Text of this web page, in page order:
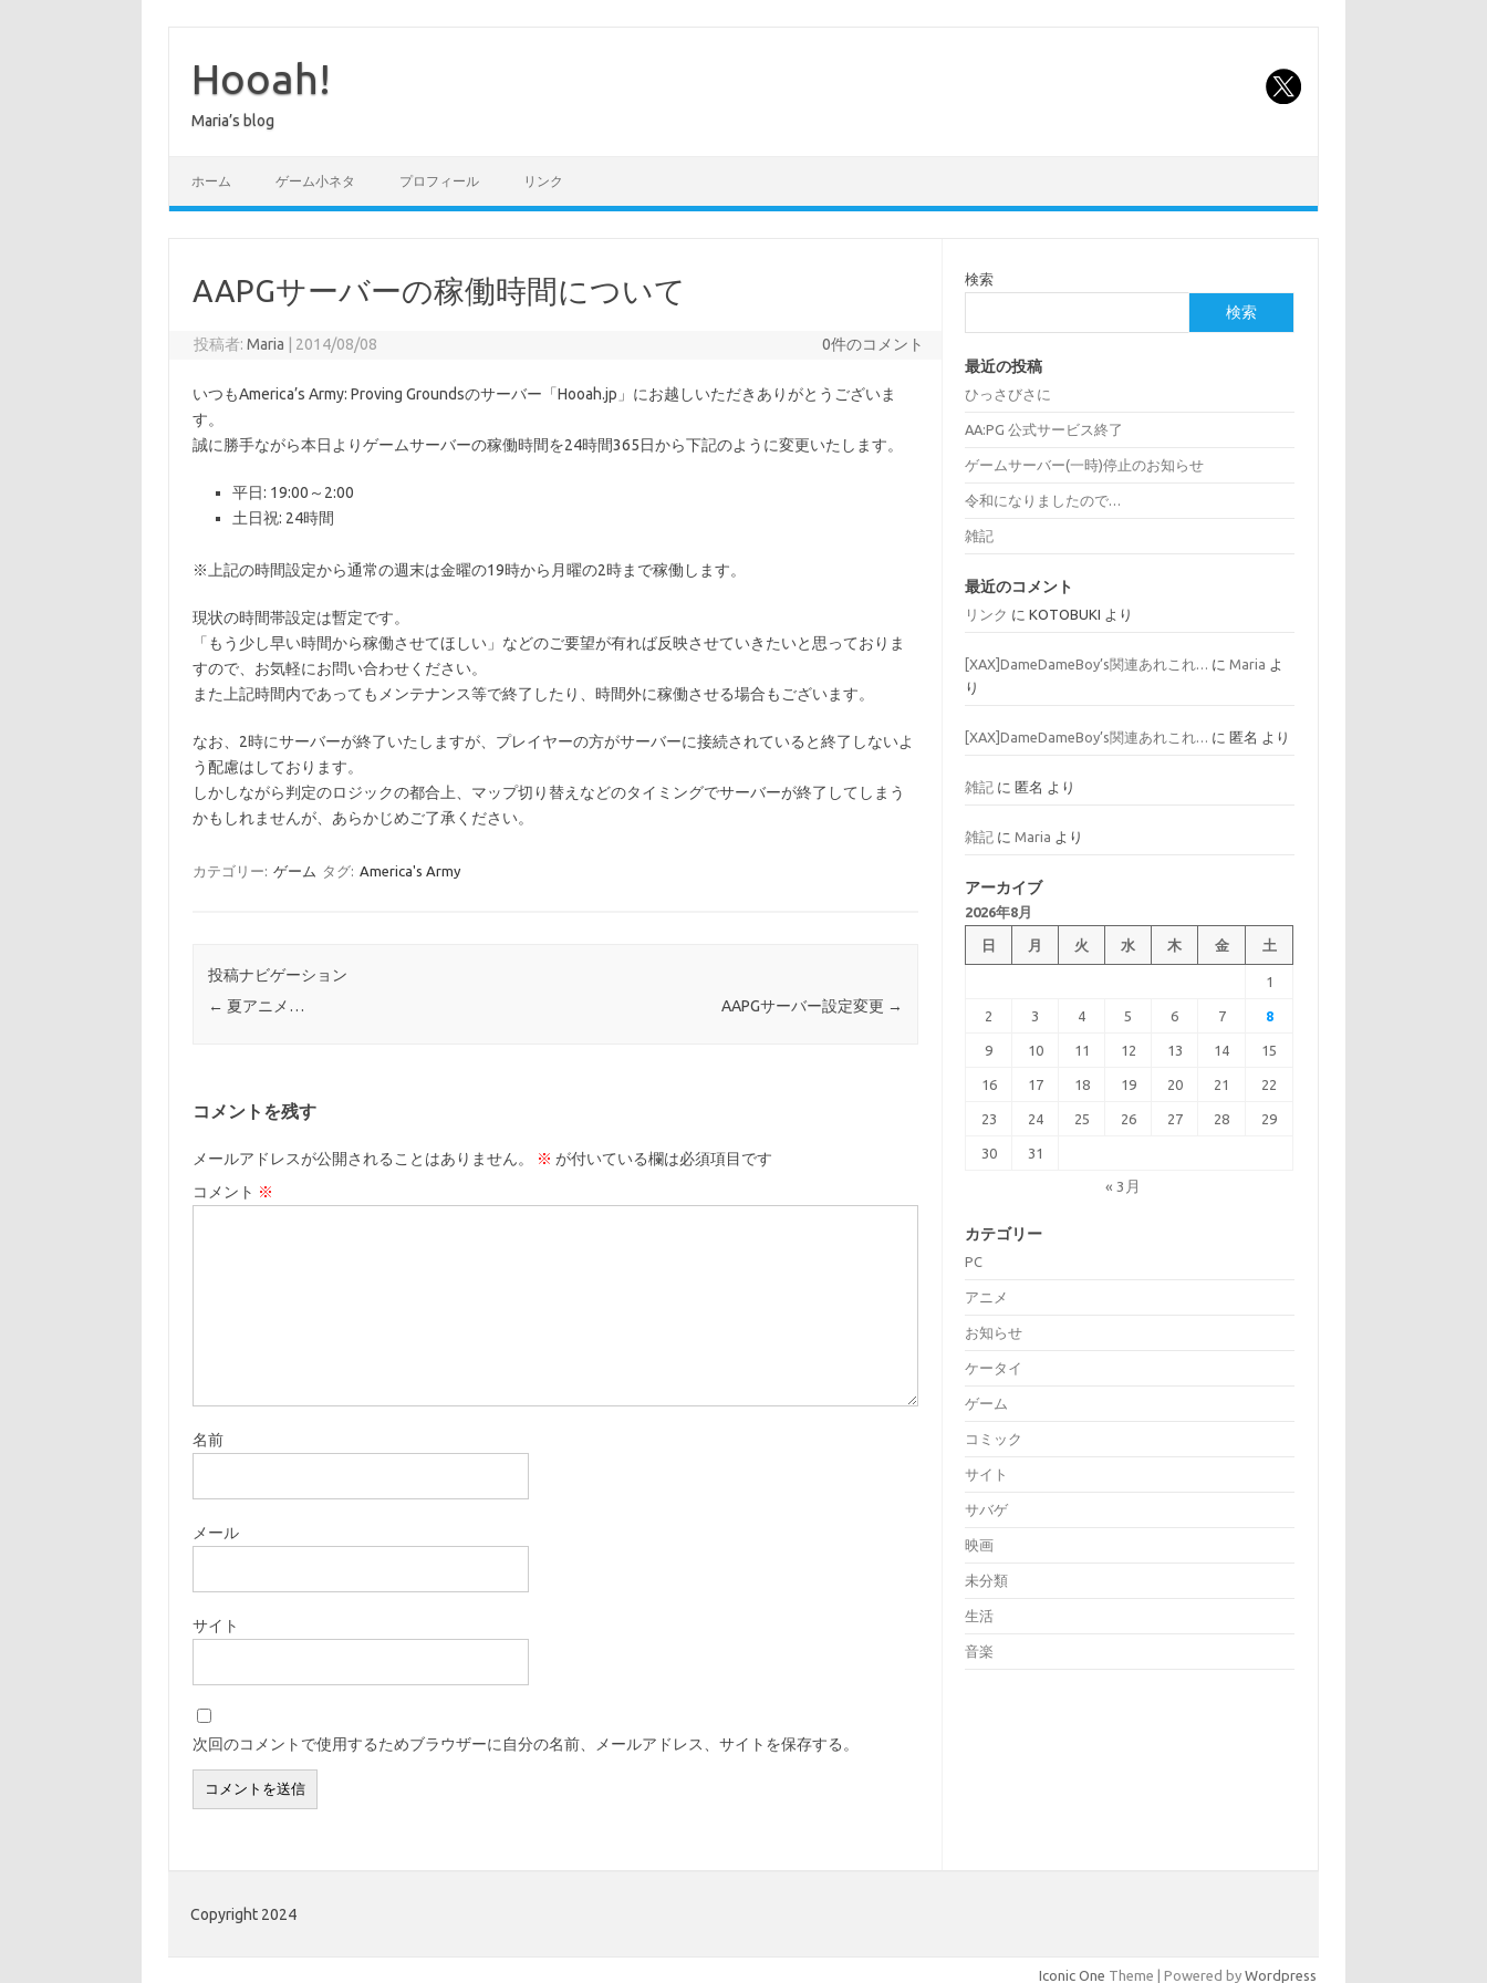
Hooah!
Maria’s blog
ホーム ゲーム小ネタ プロフィール リンク
AAPGサーバーの稼働時間について
投稿者:Maria 2014/08/08 0件のコメント
いつもAmerica’s Army: Proving Groundsのサーバー「Hooah.jp」にお越しいただきありがとうございま
す。
誠に勝手ながら本日よりゲームサーバーの稼働時間を24時間365日から下記のように変更いたします。
平日: 19:00～2:00
土日祝: 24時間
※上記の時間設定から通常の週末は金曜の19時から月曜の2時まで稼働します。
現状の時間帯設定は暫定です。
「もう少し早い時間から稼働させてほしい」などのご要望が有れば反映させていきたいと思っておりま
すので、お気軽にお問い合わせください。
また上記時間内であってもメンテナンス等で終了したり、時間外に稼働させる場合もございます。
なお、2時にサーバーが終了いたしますが、プレイヤーの方がサーバーに接続されていると終了しないよ
う配慮はしております。
しかしながら判定のロジックの都合上、マップ切り替えなどのタイミングでサーバーが終了してしまう
かもしれませんが、あらかじめご了承ください。
カテゴリー: ゲーム タグ: America's Army
投稿ナビゲーション
← 夏アニメ… AAPGサーバー設定変更 →
コメントを残す
メールアドレスが公開されることはありません。 ※ が付いている欄は必須項目です
コメント ※
名前
メール
サイト
次回のコメントで使用するためブラウザーに自分の名前、メールアドレス、サイトを保存する。
検索
検索
最近の投稿
ひっさびさに
AA:PG 公式サービス終了
ゲームサーバー(一時)停止のお知らせ
令和になりましたので…
雑記
最近のコメント
リンク にKOTOBUKI より
[XAX]DameDameBoy’s関連あれこれ… にMaria よ
り
[XAX]DameDameBoy’s関連あれこれ… に 匿名 より
雑記 に 匿名 より
雑記 にMaria より
アーカイブ
2026年8月
日 月 火 水 木 金 土
1
2 3 4 5 6 7 8
9 10 11 12 13 14 15
16 17 18 19 20 21 22
23 24 25 26 27 28 29
30 31
« 3月
カテゴリー
PC
アニメ
お知らせ
ケータイ
ゲーム
コミック
サイト
サバゲ
映画
未分類
生活
音楽
Copyright 2024
Iconic One Theme | Powered by Wordpress